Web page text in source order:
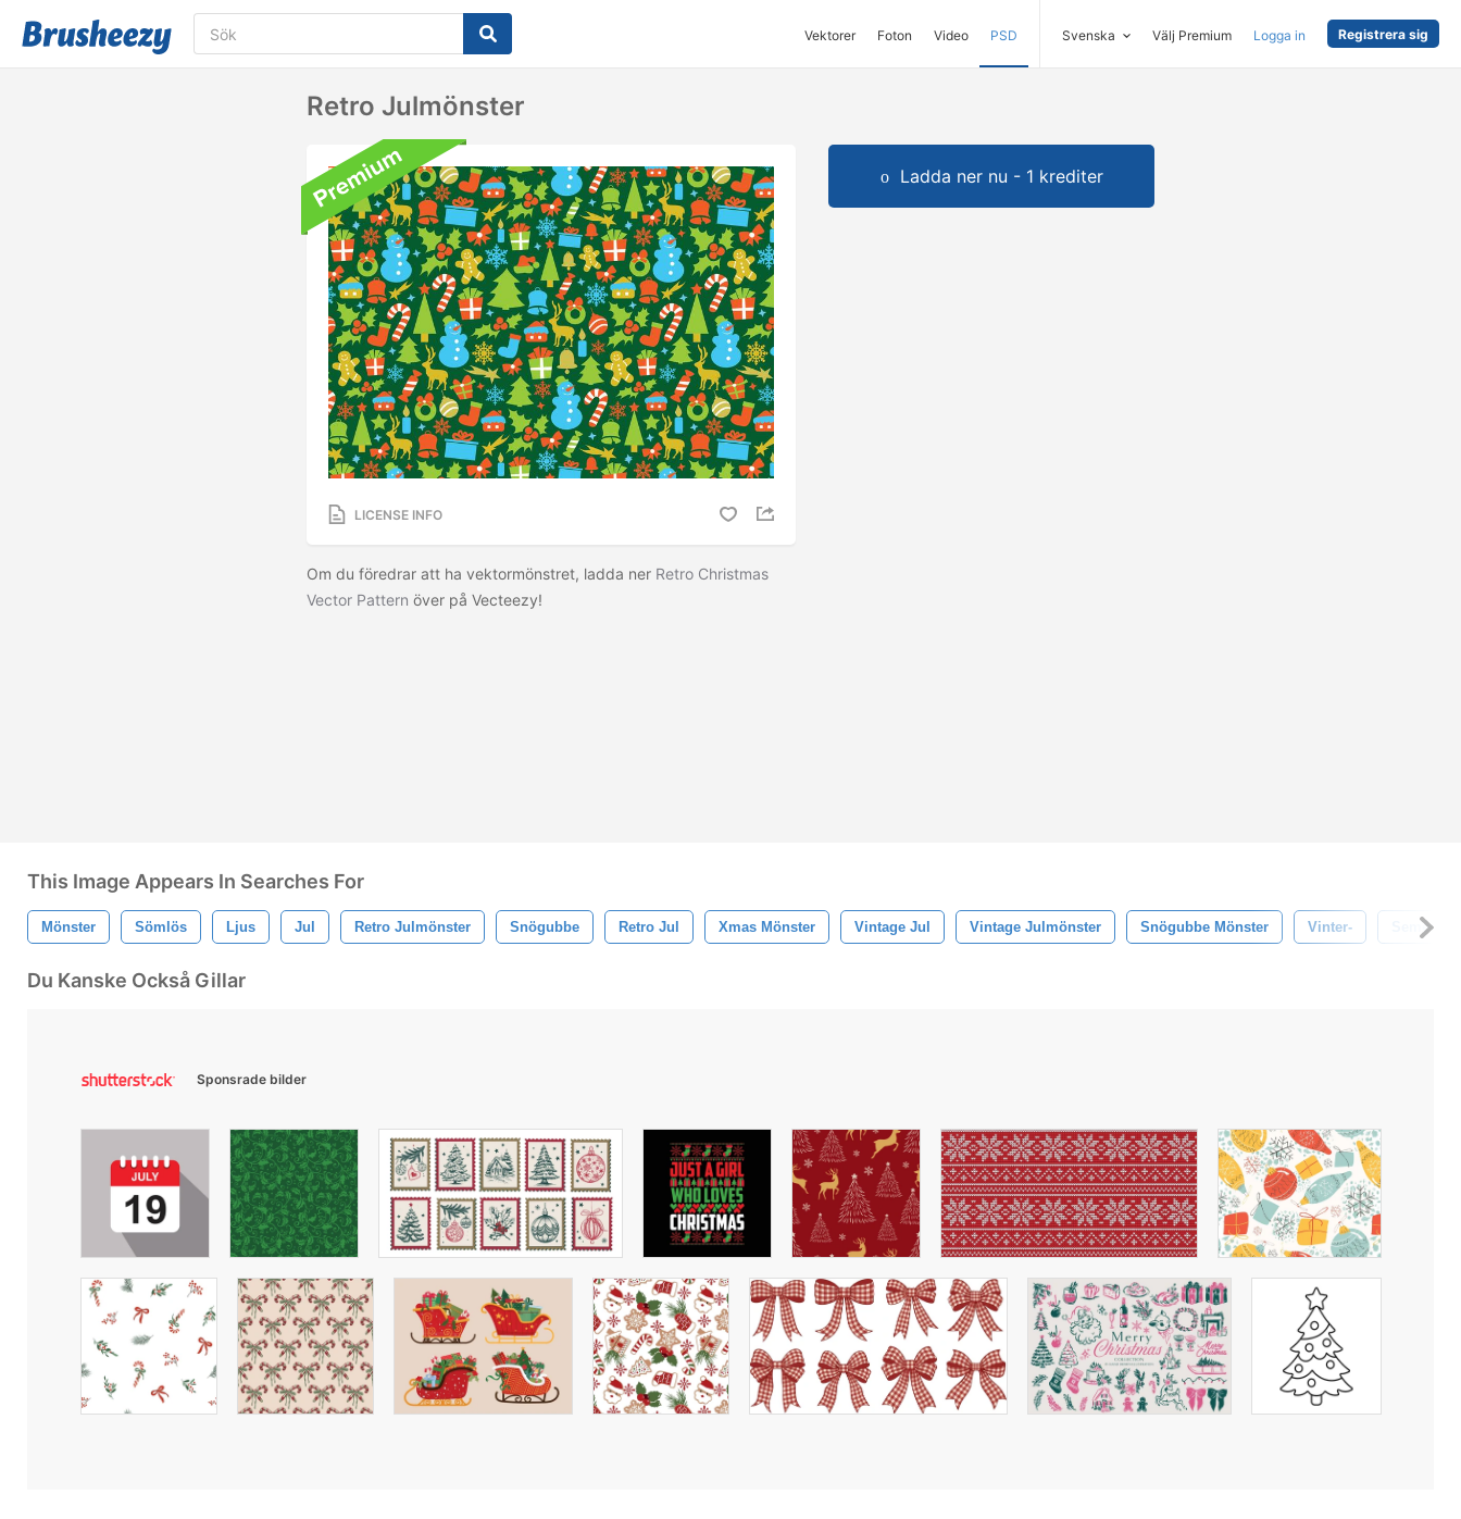
Vektorer Foton Video PSD Svenska Välj Premium Logga in Registrera sig
Retro Julmönster
LICENSE INFO
Om du föredrar att ha vektormönstret, ladda ner Retro Christmas
Vector Pattern över på Vecteezy!
Ladda ner nu - 1 krediter
This Image Appears In Searches For
Mönster Sömlös Ljus Jul Retro Julmönster Snögubbe Retro Jul Xmas Mönster Vintage Jul Vintage Julmönster Snögubbe Mönster Vinter- Semester
Du Kanske Också Gillar
Sponsrade bilder